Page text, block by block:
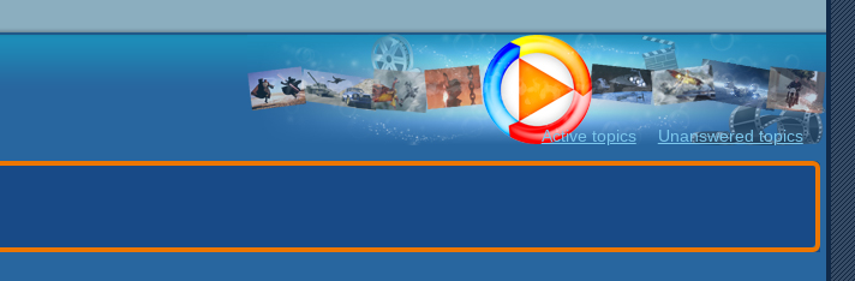
Active topics Unanswered topics